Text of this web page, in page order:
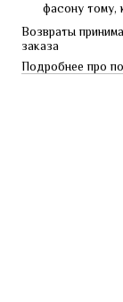
фасону тому,
Возвраты
заказа
Подробнее про